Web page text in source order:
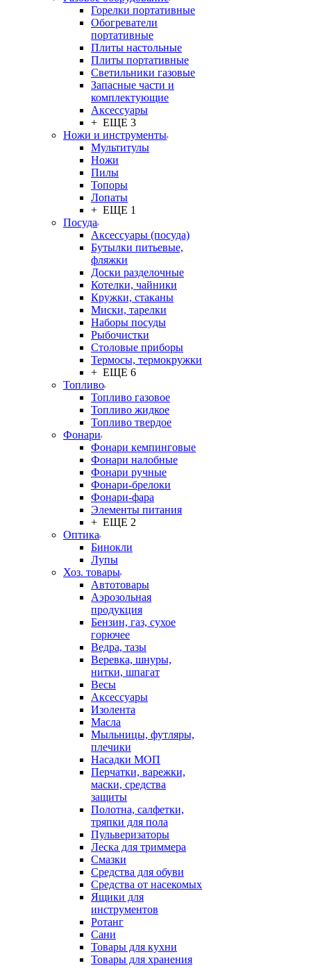
Горелки портативные
Обогреватели
портативные
Плиты настольные
Плиты портативные
Светильники газовые
Запасные части и
комплектующие
Аксессуары
+ ЕЩЕ 3
Ножи и инструменты
Мультитулы
Ножи
Пилы
Топоры
Лопаты
+ ЕЩЕ 1
Посуда
Аксессуары (посуда)
Бутылки питьевые,
фляжки
Доски разделочные
Котелки, чайники
Кружки, стаканы
Миски, тарелки
Наборы посуды
Рыбочистки
Столовые приборы
Термосы, термокружки
+ ЕЩЕ 6
Топливо
Топливо газовое
Топливо жидкое
Топливо твердое
Фонари
Фонари кемпинговые
Фонари налобные
Фонари ручные
Фонари-брелоки
Фонари-фара
Элементы питания
+ ЕЩЕ 2
Оптика
Бинокли
Лупы
Хоз. товары
Автотовары
Аэрозольная
продукция
Бензин, газ, сухое
горючее
Ведра, тазы
Веревка, шнуры,
нитки, шпагат
Весы
Аксессуары
Изолента
Масла
Мыльницы, футляры,
плечики
Насадки МОП
Перчатки, варежки,
маски, средства
защиты
Полотна, салфетки,
тряпки для пола
Пульверизаторы
Леска для триммера
Смазки
Средства для обуви
Средства от насекомых
Ящики для
инструментов
Ротанг
Сани
Товары для кухни
Товары для хранения